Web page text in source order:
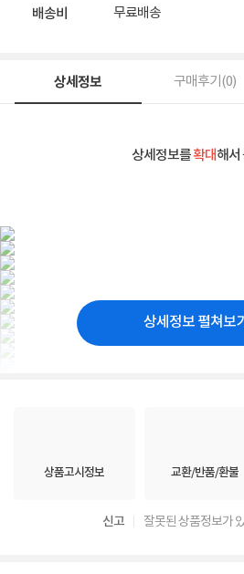
배송비 무료배송
상세정보 구매후기(0)
상세정보를확대해서
상세정보 펼쳐보기
상품고시정보 교환/반품/환불
신고 잘못된 상품정보가